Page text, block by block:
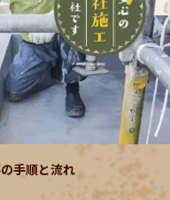
手順と流れ